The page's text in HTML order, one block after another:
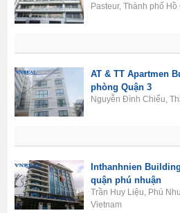
Pasteur, Thành phố
AT & TT Apartmen
phòng Quận 3
Nguyễn Đình Chiểu,
Inthanhnien
quận phú nhuận
Trần Huy Liệu, Phú
Vietnam